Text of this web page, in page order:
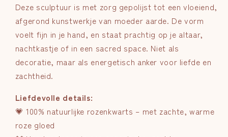
Deze sculptuur is met zorg gepolijst tot een vloeiend,
afgerond kunstwerkje van moeder aarde. De vorm
voelt fijn in je hand, en staat prachtig op je altaar,
nachtkastje of in een sacred space. Niet als
decoratie, maar als energetisch anker voor liefde en
zachtheid.
Liefdevolle details:
💗 100% natuurlijke rozenkwarts – met zachte, warme
roze gloed